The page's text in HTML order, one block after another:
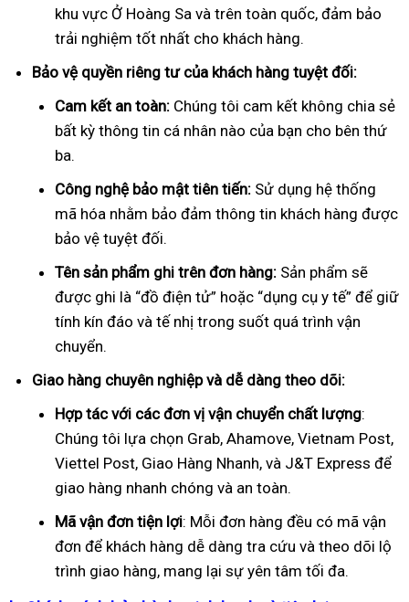
khu vực Ở Hoàng Sa và trên toàn quốc, đảm bảo
trải nghiệm tốt nhất cho khách hàng.
Bảo vệ quyền riêng tư của khách hàng tuyệt đối:
Cam kết an toàn: Chúng tôi cam kết không chia sẻ
bất kỳ thông tin cá nhân nào của bạn cho bên thứ
ba.
Công nghệ bảo mật tiên tiến: Sử dụng hệ thống
mã hóa nhằm bảo đảm thông tin khách hàng được
bảo vệ tuyệt đối.
Tên sản phẩm ghi trên đơn hàng: Sản phẩm sẽ
được ghi là “đồ điện tử” hoặc “dụng cụ y tế” để giữ
tính kín đáo và tế nhị trong suốt quá trình vận
chuyển.
Giao hàng chuyên nghiệp và dễ dàng theo dõi:
Hợp tác với các đơn vị vận chuyển chất lượng:
Chúng tôi lựa chọn Grab, Ahamove, Vietnam Post,
Viettel Post, Giao Hàng Nhanh, và J&T Express để
giao hàng nhanh chóng và an toàn.
Mã vận đơn tiện lợi: Mỗi đơn hàng đều có mã vận
đơn để khách hàng dễ dàng tra cứu và theo dõi lộ
trình giao hàng, mang lại sự yên tâm tối đa.